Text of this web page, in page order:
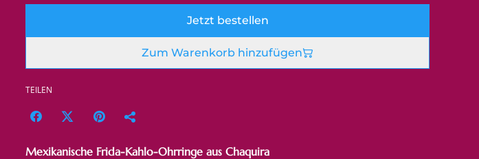
Jetzt bestellen
Zum Warenkorb hinzufügen
TEILEN
Mexikanische Frida-Kahlo-Ohrringe aus Chaquira